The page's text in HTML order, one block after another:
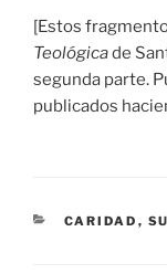
[Estos
Teológicade
segunda parte.
publicados
CARIDAD ,